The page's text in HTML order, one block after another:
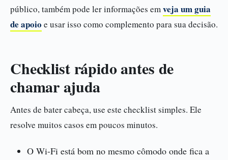
público, também pode ler informações emveja um guia
de apoio e usar isso como complemento para sua decisão.
Checklist rápido antes de
chamar ajuda
Antes de bater cabeça, use este checklist simples. Ele
resolve muitos casos em poucos minutos.
O Wi-Fi está bom no mesmo cômodo onde fica a